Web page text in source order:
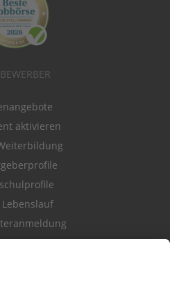
aktivieren
den Stellenkatalog